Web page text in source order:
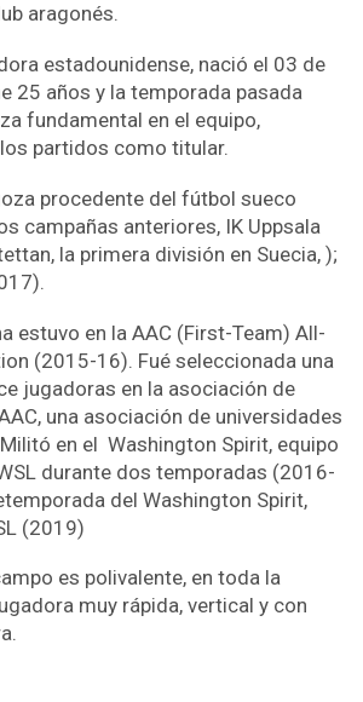
aragonés.
estadounidense, nació el 03 de
25 años y la temporada pasada
fundamental en el equipo,
partidos como titular.
procedente del fútbol sueco
campañas anteriores, IK Uppsala
la primera división en Suecia, );
estuvo en la AAC (First-Team) All-
(2015-16). Fué seleccionada una
jugadoras en la asociación de
una asociación de universidades
Militó en el Washington Spirit, equipo
durante dos temporadas (2016-
del Washington Spirit,
(2019)
es polivalente, en toda la
muy rápida, vertical y con